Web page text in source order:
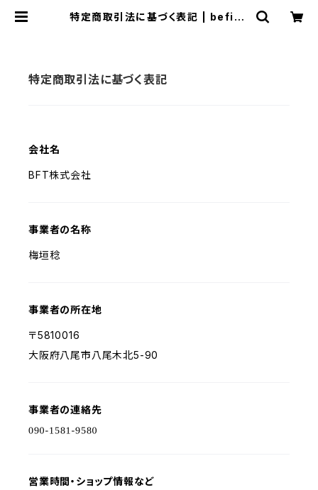
特定商取引法に基づく表記 | befive
特定商取引法に基づく表記
会社名
BFT株式会社
事業者の名称
梅垣稔
事業者の所在地
〒5810016
大阪府八尾市八尾木北5-90
事業者の連絡先
営業時間・ショップ情報など